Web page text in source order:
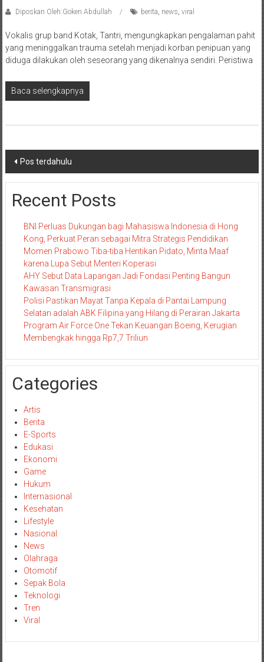
Diposkan Oleh:Goken Abdullah berita, news, viral
Vokalis grup band Kotak, Tantri, mengungkapkan pengalaman pahit
yang meninggalkan trauma setelah menjadi korban penipuan yang
diduga dilakukan oleh seseorang yang dikenalnya sendiri. Peristiwa
Baca selengkapnya
Navigasi
pos
Pos terdahulu
Recent Posts
BNI Perluas Dukungan bagi Mahasiswa Indonesia di Hong
Kong, Perkuat Peran sebagai Mitra Strategis Pendidikan
Momen Prabowo Tiba-tiba Hentikan Pidato, Minta Maaf
karena Lupa Sebut Menteri Koperasi
AHY Sebut Data Lapangan Jadi Fondasi Penting Bangun
Kawasan Transmigrasi
Polisi Pastikan Mayat Tanpa Kepala di Pantai Lampung
Selatan adalah ABK Filipina yang Hilang di Perairan Jakarta
Program Air Force One Tekan Keuangan Boeing, Kerugian
Membengkak hingga Rp7,7 Triliun
Categories
Artis
Berita
E-Sports
Edukasi
Ekonomi
Game
Hukum
Internasional
Kesehatan
Lifestyle
Nasional
News
Olahraga
Otomotif
Sepak Bola
Teknologi
Tren
Viral